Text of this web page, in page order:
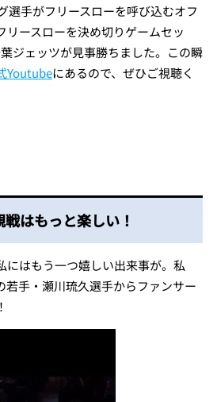
選手がフリースローを呼び込むオフ
リースローを決め切りゲームセッ
ジェッツが見事勝ちました。この瞬
Youtubeにあるので、ぜひご視聴く
はもっと楽しい！
はもう一つ嬉しい出来事が。私
若手・瀬川琉久選手からファンサー